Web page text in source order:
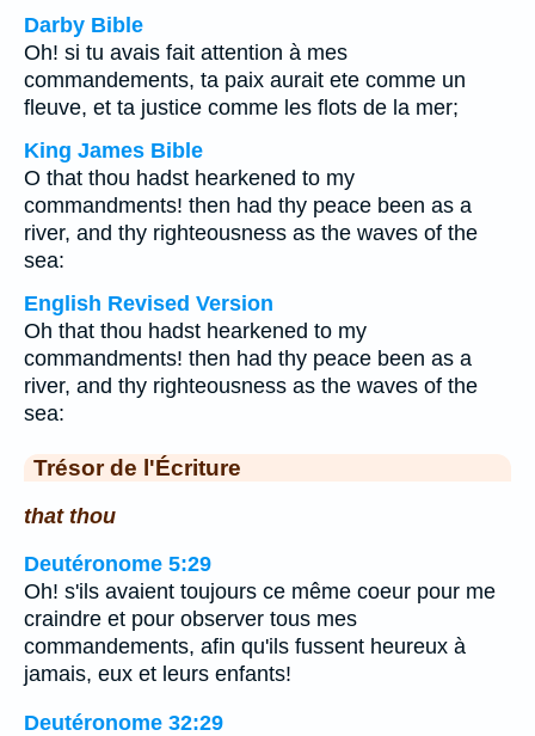
Darby Bible
Oh! si tu avais fait attention à mes
commandements, ta paix aurait ete comme un
fleuve, et ta justice comme les flots de la mer;
King James Bible
O that thou hadst hearkened to my
commandments! then had thy peace been as a
river, and thy righteousness as the waves of the
sea:
English Revised Version
Oh that thou hadst hearkened to my
commandments! then had thy peace been as a
river, and thy righteousness as the waves of the
sea:
Trésor de l'Écriture
that thou
Deutéronome 5:29
Oh! s'ils avaient toujours ce même coeur pour me
craindre et pour observer tous mes
commandements, afin qu'ils fussent heureux à
jamais, eux et leurs enfants!
Deutéronome 32:29